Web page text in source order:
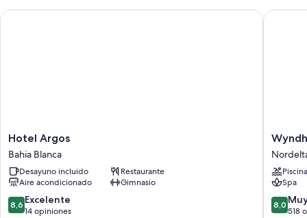
Televisión en las áreas comunes, 2 salas de reuniones y recepción
acondicionado. Además, brindan servicios como wifi gratis y cajas de
seguridad.
También se incluyen los siguientes beneficios adicionales en todas las
habitaciones:
Ropa de cama hipoalergénica, cubrecamas y cunas gratuitas
Hotel
Argos
Bahia
Blanca
Hotel Argos
Bahia Blanca
Desayuno incluido
Restaurante
Aire acondicionado
Gimnasio
8.6
de
8,6 Excelente
14 opiniones
Hotel Argos
Tigre
Buenos
Aires
Piscina
Spa
8.0
de
8,0
518